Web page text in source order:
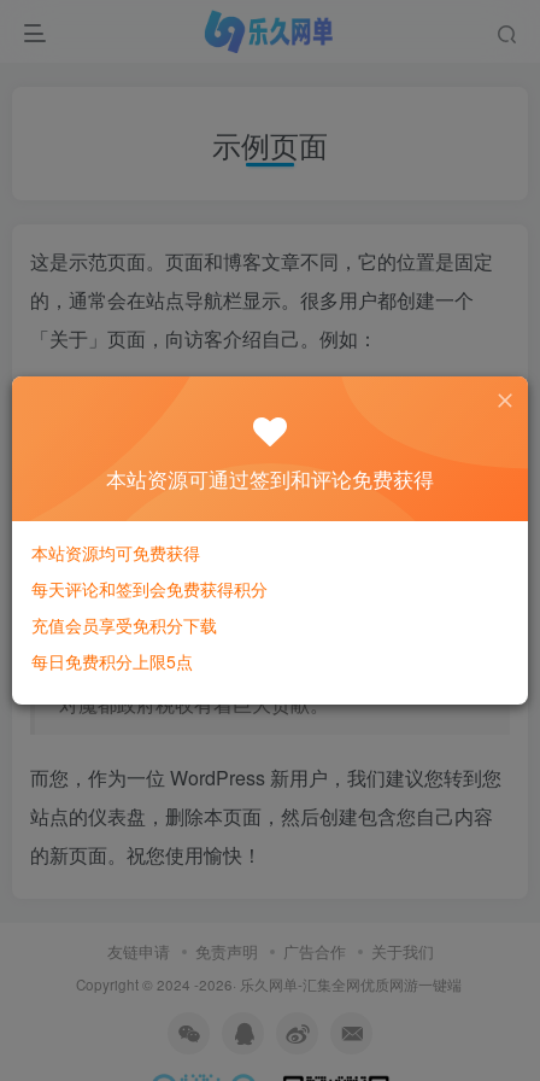
示例页面
这是示范页面。页面和博客文章不同，它的位置是固定
的，通常会在站点导航栏显示。很多用户都创建一个
「关于」页面，向访客介绍自己。例如：
大家好！ 我白天是一名快递小哥，晚上是一名有
抱负的魔术师，这是我的网站。 我住在北京，养
有遛狗。
……或这个：
XYZ Doohickey 公司成立于 1971 年，自从建立以
来，我们一直向社会贡献着优秀 doohickies。我们
的公司总部位于天朝魔都，有着超过两千名员工，
对魔都政府税收有着巨大贡献。
而您，作为一位 WordPress 新用户，我们建议您转到您
站点的仪表盘，删除本页面，然后创建包含您自己内容
的新页面。祝您使用愉快！
友链申请 免责声明 广告合作 关于我们
Copyright © 2024 -2026· 乐久网单-汇集全网优质网游一键端
本站资源可通过签到和评论免费获得
本站资源均可免费获得
每天评论和签到会免费获得积分
充值会员享受免积分下载
每日免费积分上限5点